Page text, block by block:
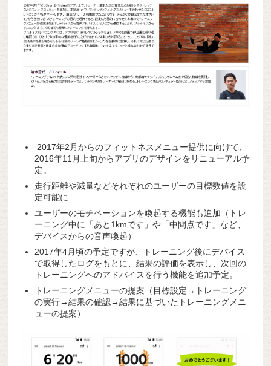
2017年2月からのフィットネスメニュー提供に向けて、
2016年11月上旬からアプリのデザインをリニューアル予
定。
走行距離や減量などそれぞれのユーザーの目標数値を設
定可能に
ユーザーのモチベーションを喚起する機能も追加（トレ
ーニング中に「あと1kmです」や「中間点です」など、
デバイスからの音声喚起）
2017年4月頃の予定ですが、トレーニング後にデバイス
で取得したログをもとに、結果の評価を表示し、次回の
トレーニングへのアドバイスを行う機能を追加予定。
トレーニングメニューの提案（目標設定→トレーニング
の実行→結果の確認→結果に基づいたトレーニングメニ
ューの提案）